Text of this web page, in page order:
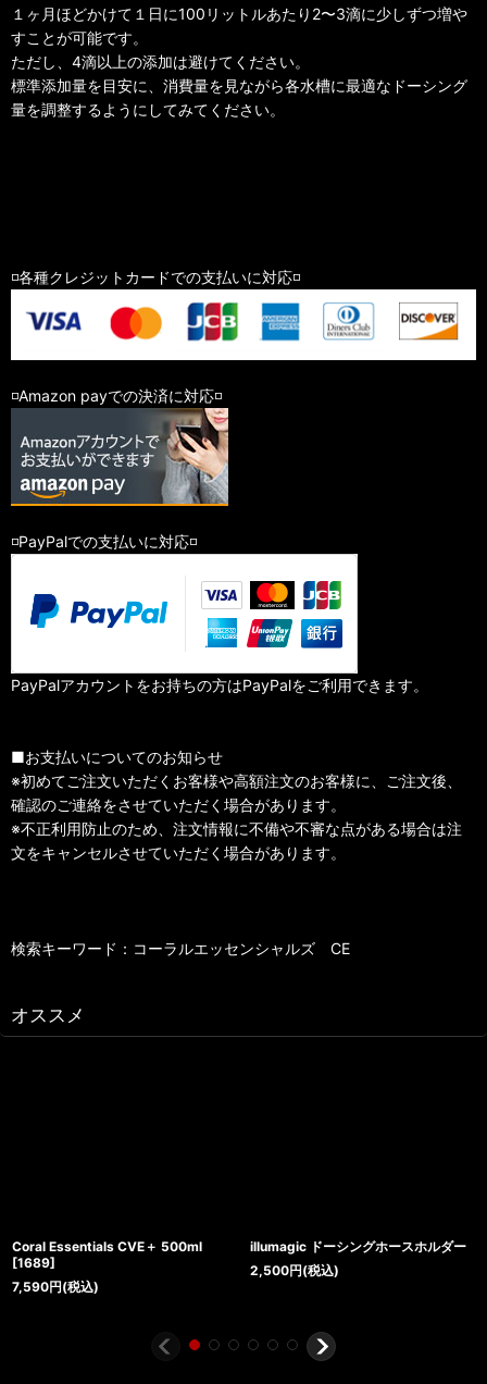
１ヶ月ほどかけて１日に100リットルあたり2〜3滴に少しずつ増や
すことが可能です。
ただし、4滴以上の添加は避けてください。
標準添加量を目安に、消費量を見ながら各水槽に最適なドーシング
量を調整するようにしてみてください。
◽️各種クレジットカードでの支払いに対応◽️
◽️Amazon payでの決済に対応◽️
◽️PayPalでの支払いに対応◽️
PayPalアカウントをお持ちの方はPayPalをご利用できます。
■お支払いについてのお知らせ
※初めてご注文いただくお客様や高額注文のお客様に、ご注文後、
確認のご連絡をさせていただく場合があります。
※不正利用防止のため、注文情報に不備や不審な点がある場合は注
文をキャンセルさせていただく場合があります。
検索キーワード：コーラルエッセンシャルズ CE
オススメ
Coral Essentials CVE＋ 500ml
[1689]
7,590円(税込)
illumagic ドーシングホースホルダー
2,500円(税込)